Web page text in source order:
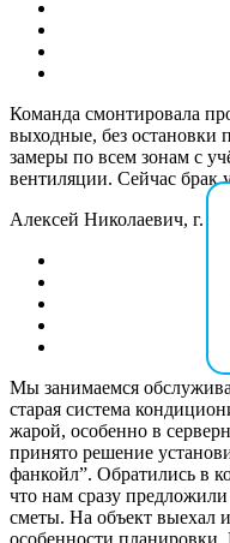
Команда смонтировала
выходные, без остановки
замеры по всем зонам с
вентиляции. Сейчас брак
Алексей Николаевич, г.
Мы занимаемся
старая система
жарой, особенно в
принято решение
фанкойл”. Обратились в
что нам сразу предложили
сметы. На объект выехал
особенности